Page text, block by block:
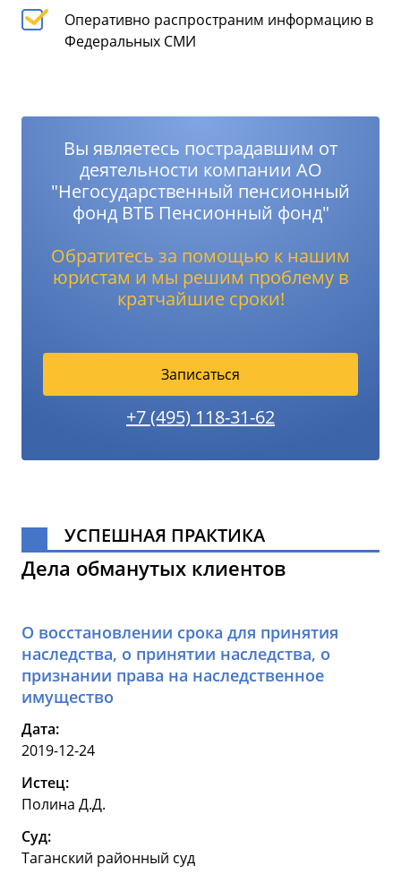
Оперативно распространим информацию в
Федеральных СМИ
Вы являетесь пострадавшим от
деятельности компании АО
"Негосударственный пенсионный
фонд ВТБ Пенсионный фонд"
Обратитесь за помощью к нашим
юристам и мы решим проблему в
кратчайшие сроки!
Записаться
+7 (495) 118-31-62
УСПЕШНАЯ ПРАКТИКА
Дела обманутых клиентов
О восстановлении срока для принятия
наследства, о принятии наследства, о
признании права на наследственное
имущество
Дата:
2019-12-24
Истец:
Полина Д.Д.
Суд:
Таганский районный суд